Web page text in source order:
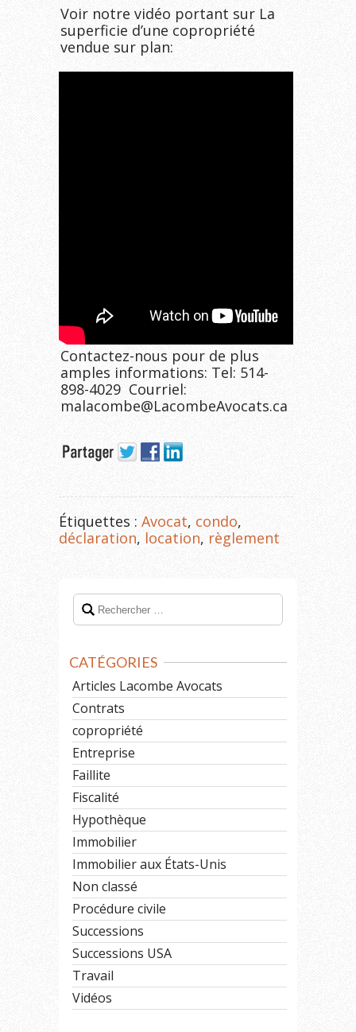
Voir notre vidéo portant sur La
superficie d’une copropriété
vendue sur plan:
Contactez-nous pour de plus
amples informations: Tel: 514-
898-4029 Courriel:
malacombe@LacombeAvocats.ca
Étiquettes : Avocat, condo,
déclaration, location, règlement
CATÉGORIES
Articles Lacombe Avocats
Contrats
copropriété
Entreprise
Faillite
Fiscalité
Hypothèque
Immobilier
Immobilier aux États-Unis
Non classé
Procédure civile
Successions
Successions USA
Travail
Vidéos